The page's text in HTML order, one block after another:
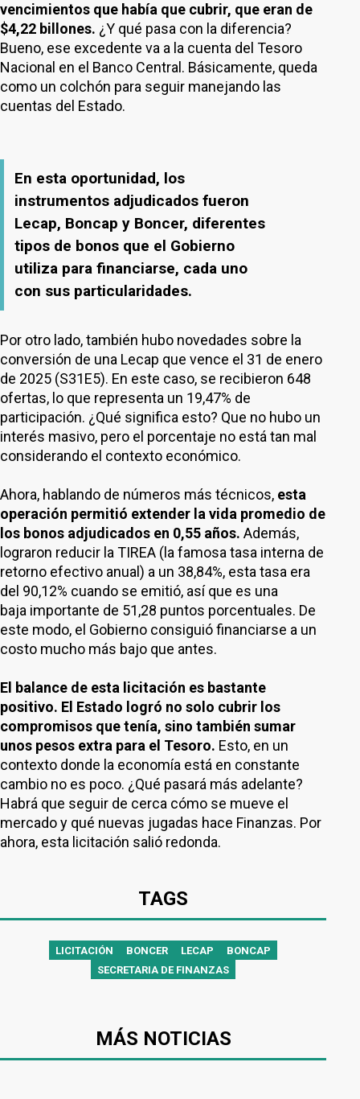
vencimientos que había que cubrir, que eran de
$4,22 billones. ¿Y qué pasa con la diferencia?
Bueno, ese excedente va a la cuenta del Tesoro
Nacional en el Banco Central. Básicamente, queda
como un colchón para seguir manejando las
cuentas del Estado.
En esta oportunidad, los
instrumentos adjudicados fueron
Lecap, Boncap y Boncer, diferentes
tipos de bonos que el Gobierno
utiliza para financiarse, cada uno
con sus particularidades.
Por otro lado, también hubo novedades sobre la
conversión de una Lecap que vence el 31 de enero
de 2025 (S31E5). En este caso, se recibieron 648
ofertas, lo que representa un 19,47% de
participación. ¿Qué significa esto? Que no hubo un
interés masivo, pero el porcentaje no está tan mal
considerando el contexto económico.
Ahora, hablando de números más técnicos, esta
operación permitió extender la vida promedio de
los bonos adjudicados en 0,55 años. Además,
lograron reducir la TIREA (la famosa tasa interna de
retorno efectivo anual) a un 38,84%, esta tasa era
del 90,12% cuando se emitió, así que es una
baja importante de 51,28 puntos porcentuales. De
este modo, el Gobierno consiguió financiarse a un
costo mucho más bajo que antes.
El balance de esta licitación es bastante
positivo. El Estado logró no solo cubrir los
compromisos que tenía, sino también sumar
unos pesos extra para el Tesoro. Esto, en un
contexto donde la economía está en constante
cambio no es poco. ¿Qué pasará más adelante?
Habrá que seguir de cerca cómo se mueve el
mercado y qué nuevas jugadas hace Finanzas. Por
ahora, esta licitación salió redonda.
TAGS
LICITACIÓN BONCER LECAP
BONCAP
SECRETARIA DE FINANZAS
MÁS NOTICIAS